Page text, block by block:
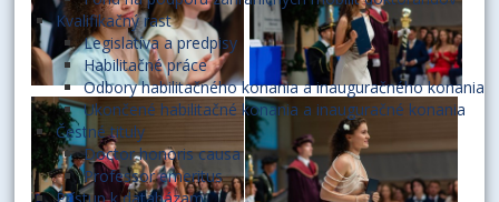
Kvalifikačný rast
Legislatíva a predpisy
Habilitačné práce
Odbory habilitačného konania a inauguračného konania
Ukončené habilitačné konania a inauguračné konania
Čestné tituly
Doctor honoris causa
Professor emeritus